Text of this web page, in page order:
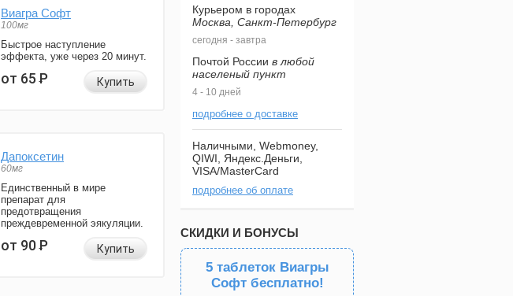
Виагра Софт
100мг
Быстрое наступление
эффекта, уже через 20 минут.
от 65Р Купить
Дапоксетин
60мг
Единственный в мире
препарат для
предотвращения
преждевременной эякуляции.
от 90Р Купить
Курьером в городах
Москва, Санкт-Петербург
сегодня - завтра
Почтой России в любой
населеный пункт
4 - 10 дней
подробнее о доставке
Наличными, Webmoney,
QIWI, Яндекс.Деньги,
VISA/MasterCard
подробнее об оплате
СКИДКИ И БОНУСЫ
5 таблеток Виагры
Софт бесплатно!